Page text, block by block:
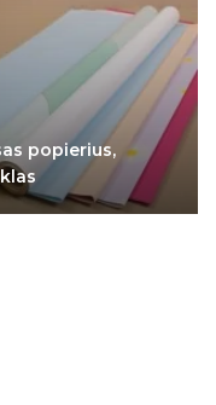
popierius,